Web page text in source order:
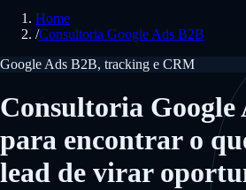
Home
/Consultoria Google Ads B2B
Google Ads B2B, tracking e CRM
Consultoria Google
para encontrar o
lead de virar